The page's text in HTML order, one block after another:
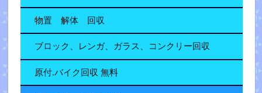
物置 解体 回収
ブロック、レンガ、ガラス、コンクリー回収
原付.バイク回収 無料